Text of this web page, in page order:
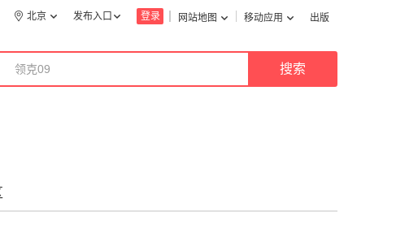
网站地图 移动应用 出版
登录
发布入口
北京